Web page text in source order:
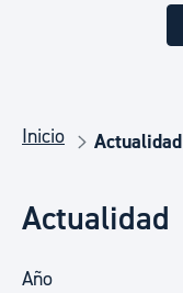
Inicio Actualidad
Actualidad
Año